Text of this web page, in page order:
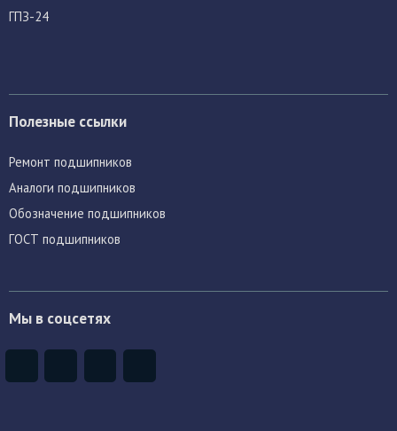
ГПЗ-24
Полезные ссылки
Ремонт подшипников
Аналоги подшипников
Обозначение подшипников
ГОСТ подшипников
Мы в соцсетях